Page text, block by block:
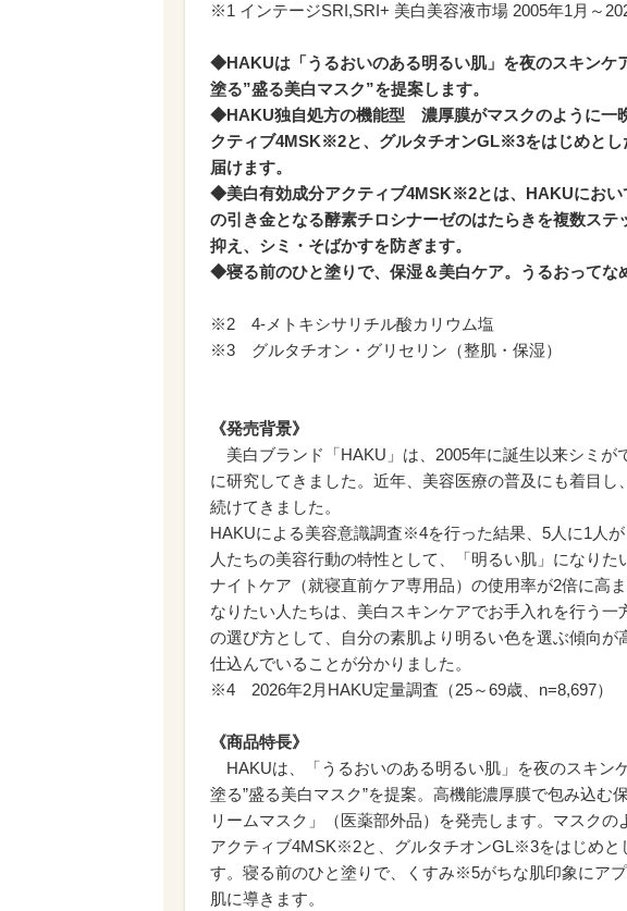
※1 インテージSRI,SRI+ 美白美容液市場 2005年1月～
◆HAKUは「うるおいのある明るい肌」を夜のスキンケ
塗る”盛る美白マスク”を提案します。
◆HAKU独自処方の機能型 濃厚膜がマスクのように一
クティブ4MSK※2と、グルタチオンGL※3をはじめとし
届けます。
◆美白有効成分アクティブ4MSK※2とは、HAKUにお
の引き金となる酵素チロシナーゼのはたらきを複数ス
抑え、シミ・そばかすを防ぎます。
◆寝る前のひと塗りで、保湿＆美白ケア。うるおってな
※2 4-メトキシサリチル酸カリウム塩
※3 グルタチオン・グリセリン（整肌・保湿）
《発売背景》
美白ブランド「HAKU」は、2005年に誕生以来シミが
に研究してきました。近年、美容医療の普及にも着目し
続けてきました。
HAKUによる美容意識調査※4を行った結果、5人に1人
人たちの美容行動の特性として、「明るい肌」になりた
ナイトケア（就寝直前ケア専用品）の使用率が2倍に高
なりたい人たちは、美白スキンケアでお手入れを行う
の選び方として、自分の素肌より明るい色を選ぶ傾向
仕込んでいることが分かりました。
※4 2026年2月HAKU定量調査（25～69歳、n=8,697）
《商品特長》
HAKUは、「うるおいのある明るい肌」を夜のスキン
塗る”盛る美白マスク”を提案。高機能濃厚膜で包み込む
リームマスク」（医薬部外品）を発売します。マスク
アクティブ4MSK※2と、グルタチオンGL※3をはじめと
す。寝る前のひと塗りで、くすみ※5がちな肌印象にア
肌に導きます。